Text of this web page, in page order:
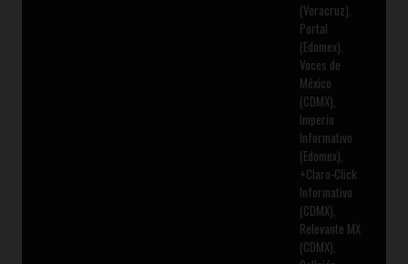
(Veracruz),
Portal
(Edomex),
Voces de
México
(CDMX),
Imperio
Informativo
(Edomex),
+Claro-Click
Informativo
(CDMX),
Relevante MX
(CDMX),